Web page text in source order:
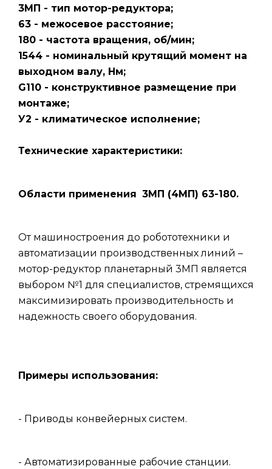
3МП - тип мотор-редуктора;
63 - межосевое расстояние;
180 - частота вращения, об/мин;
1544 - номинальный крутящий момент на
выходном валу, Нм;
G110 - конструктивное размещение при
монтаже;
У2 - климатическое исполнение;
Технические характеристики:
Области применения 3МП (4МП) 63-180.
От машиностроения до робототехники и
автоматизации производственных линий –
мотор-редуктор планетарный 3МП является
выбором №1 для специалистов, стремящихся
максимизировать производительность и
надежность своего оборудования.
Примеры использования:
- Приводы конвейерных систем.
- Автоматизированные рабочие станции.